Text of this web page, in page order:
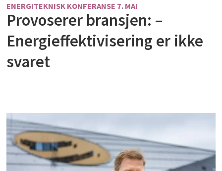
ENERGITEKNISK KONFERANSE 7. MAI
Provoserer bransjen: –
Energieffektivisering er ikke
svaret